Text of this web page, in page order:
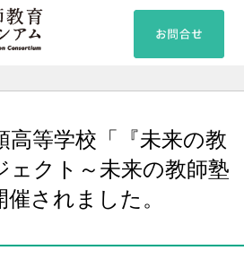
高等学校「『未来の教
ェクト～未来の教師塾
催されました。